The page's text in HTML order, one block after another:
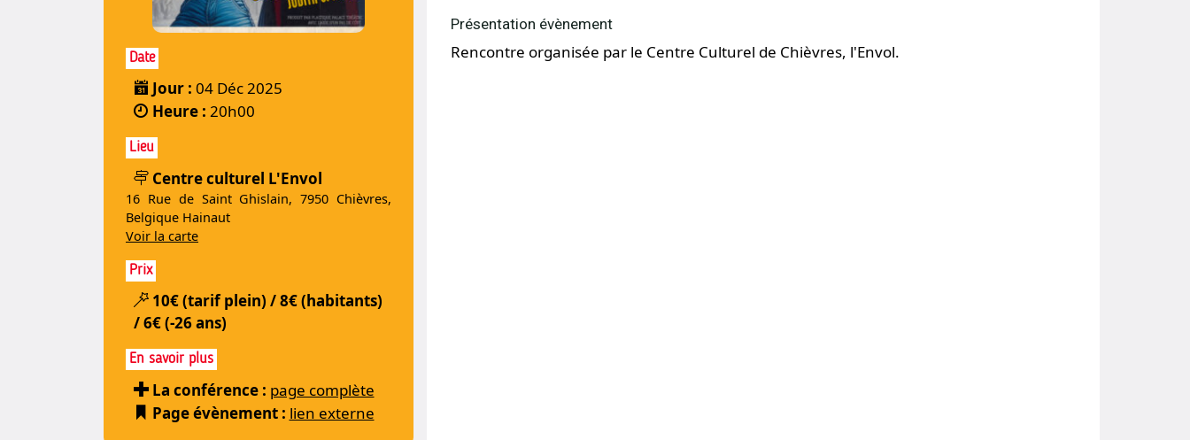
Date
Jour : 04 Déc 2025
Heure : 20h00
Lieu
Centre culturel L'Envol
16 Rue de Saint Ghislain, 7950 Chièvres,
Belgique Hainaut
Voir la carte
Prix
10€ (tarif plein) / 8€ (habitants)
/ 6€ (-26 ans)
En savoir plus
La conférence : page complète
Page évènement : lien externe
Présentation évènement
Rencontre organisée par le Centre Culturel de Chièvres, l'Envol.